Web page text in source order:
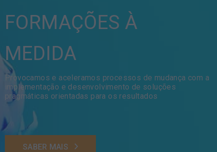
FORMAÇÕES À
MEDIDA
Provocamos e aceleramos processos de mudança com a
implementação e desenvolvimento de soluções
pragmáticas orientadas para os resultados
SABER MAIS